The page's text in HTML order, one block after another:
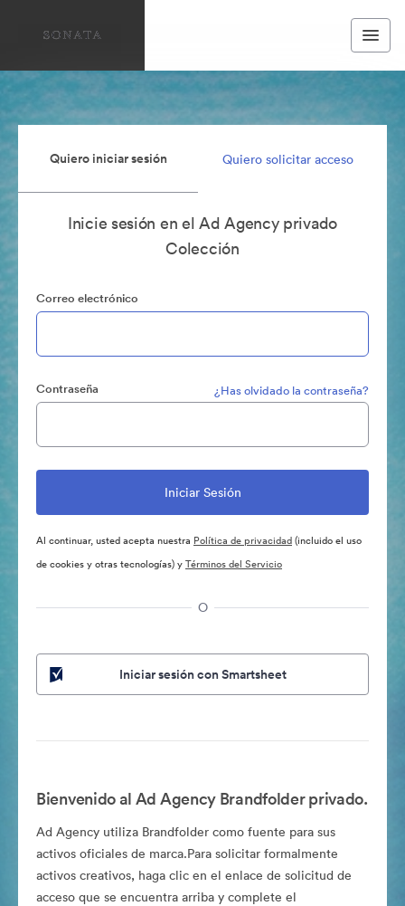
Quiero iniciar sesión Quiero solicitar acceso
Inicie sesión en el Ad Agency privado
Colección
Correo electrónico
Contraseña ¿Has olvidado la contraseña?
Al continuar, usted acepta nuestra Política de privacidad(incluido el uso
de cookies y otras tecnologías) yTérminos del Servicio
O
Iniciar sesión con Smartsheet
Bienvenido al Ad Agency Brandfolder privado.
Ad Agency utiliza Brandfolder como fuente para sus
activos oficiales de marca.Para solicitar formalmente
activos creativos, haga clic en el enlace de solicitud de
acceso que se encuentra arriba y complete el